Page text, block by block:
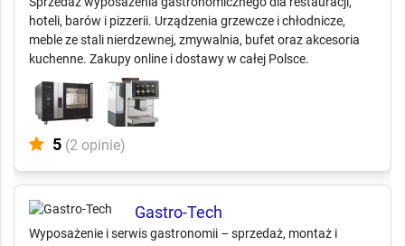
Wyposażenie gastronomii – sprzęt i akcesoria do kuchni
profesjonalnych
hoteli, barów i pizzerii. Urządzenia grzewcze i chłodnicze,
meble ze stali nierdzewnej, zmywalnia, bufet oraz akcesoria
kuchenne. Zakupy online i dostawy w całej Polsce.
5(2 opinie)